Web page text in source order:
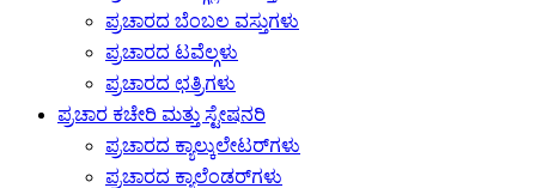
ಪ್ರಚಾರದ ಬೆಂಬಲ ವಸ್ತುಗಳು
ಪ್ರಚಾರದ ಟವೆಲ್ಗಳು
ಪ್ರಚಾರದ ಛತ್ರಿಗಳು
ಪ್ರಚಾರ ಕಚೇರಿ ಮತ್ತು ಸ್ಟೇಷನರಿ
ಪ್ರಚಾರದ ಕ್ಯಾಲ್ಕುಲೇಟರ್‌ಗಳು
ಪ್ರಚಾರದ ಕ್ಯಾಲೆಂಡರ್‌ಗಳು